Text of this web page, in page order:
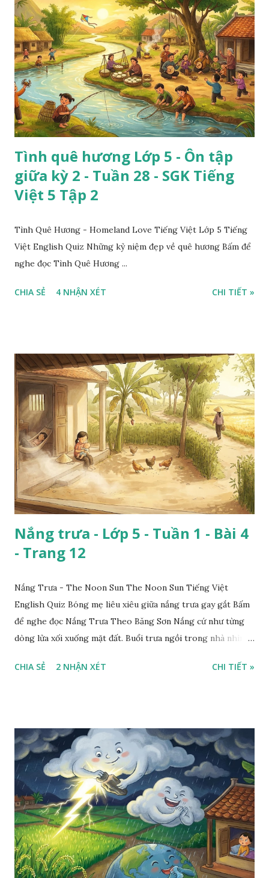
Tình quê hương Lớp 5 - Ôn tập
giữa kỳ 2 - Tuần 28 - SGK Tiếng
Việt 5 Tập 2
Tình Quê Hương - Homeland Love Tiếng Việt Lớp 5 Tiếng
Việt English Quiz Những kỷ niệm đẹp về quê hương Bấm để
nghe đọc Tình Quê Hương ...
CHIA SẺ 4 NHẬN XÉT CHI TIẾT »
Nắng trưa - Lớp 5 - Tuần 1 - Bài 4
- Trang 12
Nắng Trưa - The Noon Sun The Noon Sun Tiếng Việt
English Quiz Bóng mẹ liêu xiêu giữa nắng trưa gay gắt Bấm
để nghe đọc Nắng Trưa Theo Băng Sơn Nắng cứ như từng
dòng lửa xối xuống mặt đất. Buổi trưa ngồi trong nhà nhìn
CHIA SẺ 2 NHẬN XÉT CHI TIẾT »